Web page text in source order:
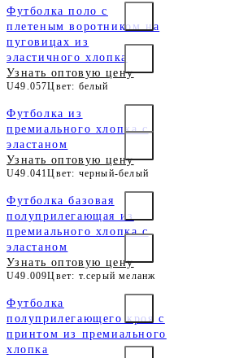
Футболка поло с
плетеным воротником на
пуговицах из
эластичного хлопка
Узнать оптовую цену
U49.057Цвет: белый
Футболка из
премиального хлопка с
эластаном
Узнать оптовую цену
U49.041Цвет: черный-белый
Футболка базовая
полуприлегающая из
премиального хлопка с
эластаном
Узнать оптовую цену
U49.009Цвет: т.серый меланж
Футболка
полуприлегающего кроя с
принтом из премиального
хлопка